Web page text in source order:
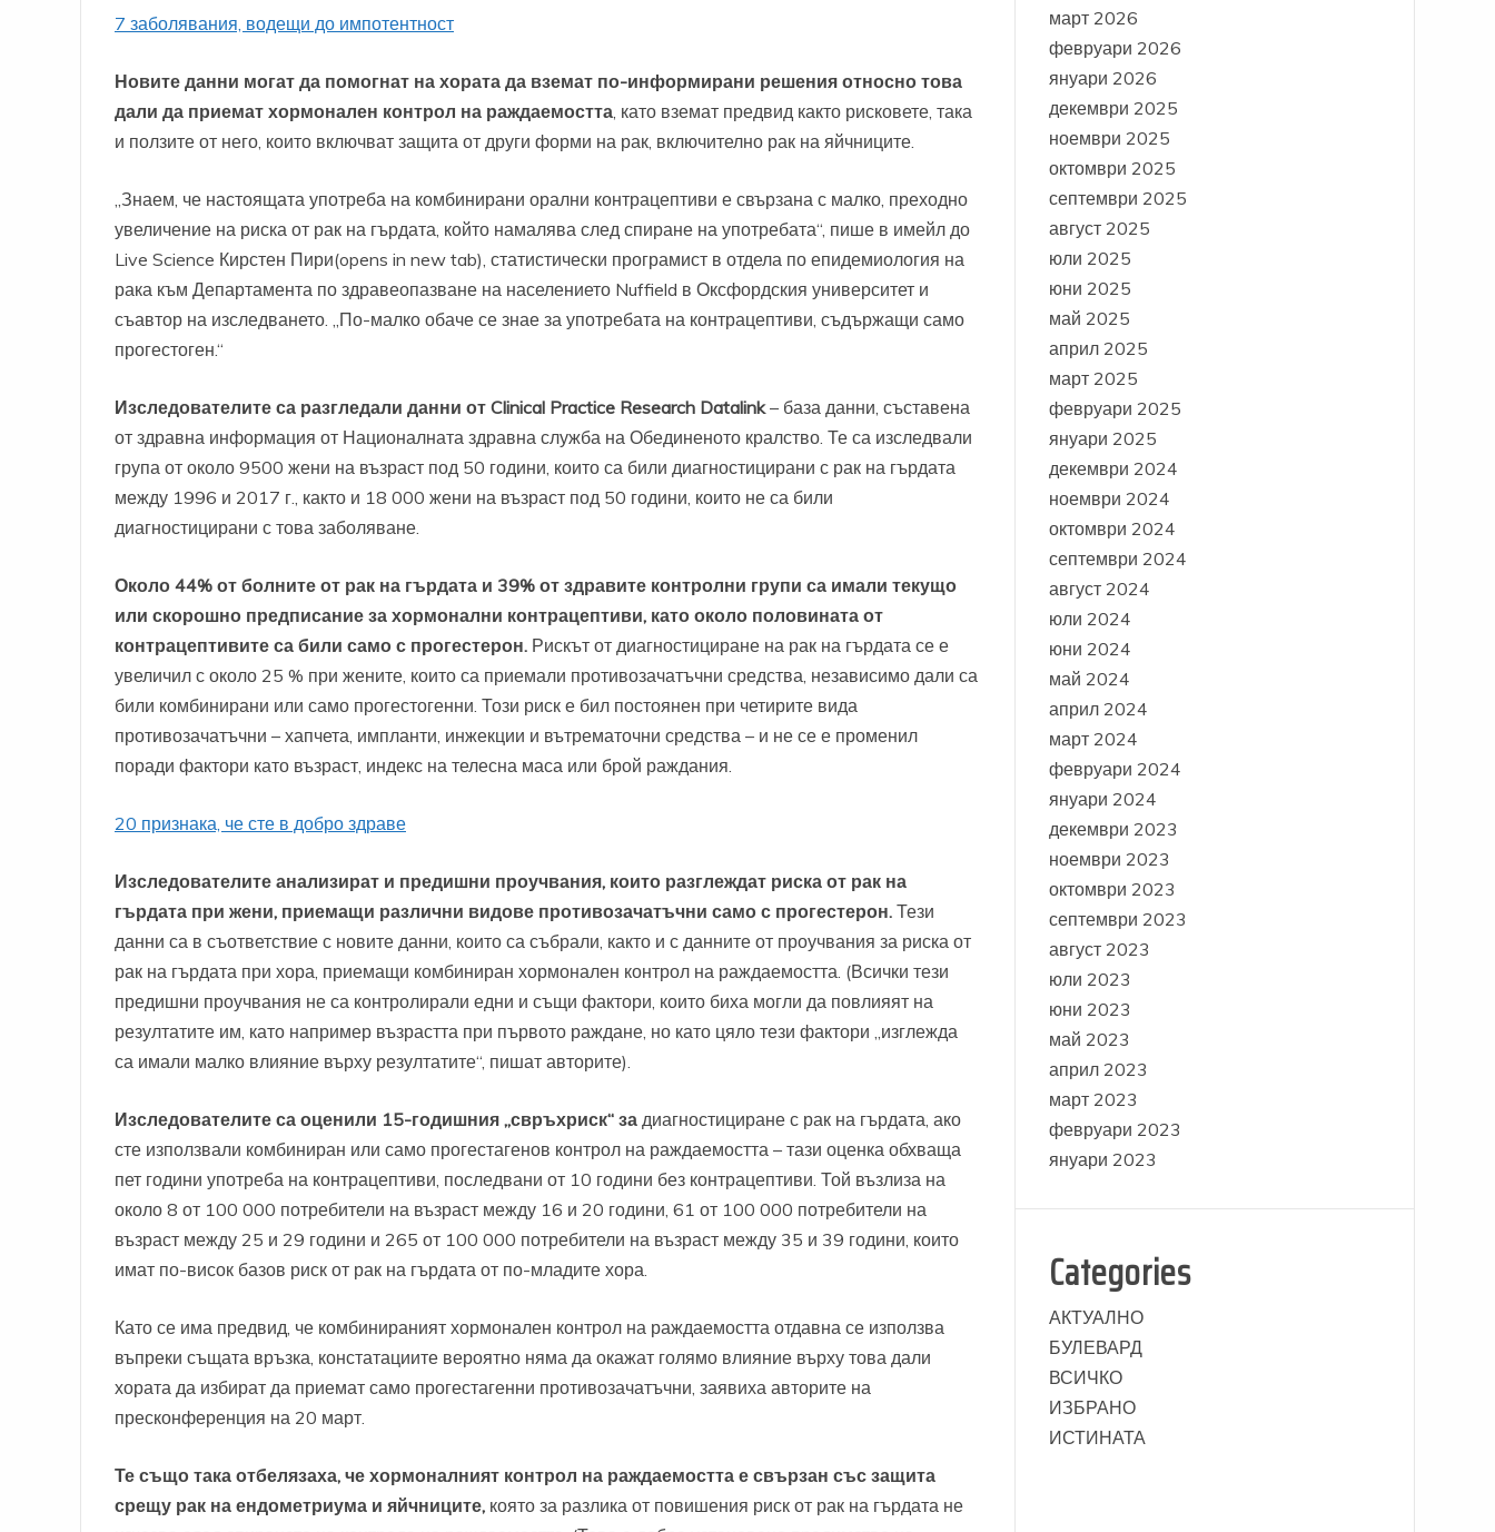
7 заболявания, водещи до импотентност
Новите данни могат да помогнат на хората да вземат по-информирани решения относно това
дали да приемат хормонален контрол на раждаемостта, като вземат предвид както рисковете, така
и ползите от него, които включват защита от други форми на рак, включително рак на яйчниците.
„Знаем, че настоящата употреба на комбинирани орални контрацептиви е свързана с малко, преходно
увеличение на риска от рак на гърдата, който намалява след спиране на употребата“, пише в имейл до
Live Science Кирстен Пири(opens in new tab), статистически програмист в отдела по епидемиология на
рака към Департамента по здравеопазване на населението Nuffield в Оксфордския университет и
съавтор на изследването. „По-малко обаче се знае за употребата на контрацептиви, съдържащи само
прогестоген.“
Изследователите са разгледали данни от Clinical Practice Research Datalink– база данни, съставена
от здравна информация от Националната здравна служба на Обединеното кралство. Те са изследвали
група от около 9500 жени на възраст под 50 години, които са били диагностицирани с рак на гърдата
между 1996 и 2017 г., както и 18 000 жени на възраст под 50 години, които не са били
диагностицирани с това заболяване.
Около 44% от болните от рак на гърдата и 39% от здравите контролни групи са имали текущо
или скорошно предписание за хормонални контрацептиви, като около половината от
контрацептивите са били само с прогестерон. Рискът от диагностициране на рак на гърдата се е
увеличил с около 25 % при жените, които са приемали противозачатъчни средства, независимо дали са
били комбинирани или само прогестогенни. Този риск е бил постоянен при четирите вида
противозачатъчни – хапчета, импланти, инжекции и вътрематочни средства – и не се е променил
поради фактори като възраст, индекс на телесна маса или брой раждания.
20 признака, че сте в добро здраве
Изследователите анализират и предишни проучвания, които разглеждат риска от рак на
гърдата при жени, приемащи различни видове противозачатъчни само с прогестерон. Тези
данни са в съответствие с новите данни, които са събрали, както и с данните от проучвания за риска от
рак на гърдата при хора, приемащи комбиниран хормонален контрол на раждаемостта. (Всички тези
предишни проучвания не са контролирали едни и същи фактори, които биха могли да повлияят на
резултатите им, като например възрастта при първото раждане, но като цяло тези фактори „изглежда
са имали малко влияние върху резултатите“, пишат авторите).
Изследователите са оценили 15-годишния „свръхриск“ за диагностициране с рак на гърдата, ако
сте използвали комбиниран или само прогестагенов контрол на раждаемостта – тази оценка обхваща
пет години употреба на контрацептиви, последвани от 10 години без контрацептиви. Той възлиза на
около 8 от 100 000 потребители на възраст между 16 и 20 години, 61 от 100 000 потребители на
възраст между 25 и 29 години и 265 от 100 000 потребители на възраст между 35 и 39 години, които
имат по-висок базов риск от рак на гърдата от по-младите хора.
Като се има предвид, че комбинираният хормонален контрол на раждаемостта отдавна се използва
въпреки същата връзка, констатациите вероятно няма да окажат голямо влияние върху това дали
хората да избират да приемат само прогестагенни противозачатъчни, заявиха авторите на
пресконференция на 20 март.
Те също така отбелязаха, че хормоналният контрол на раждаемостта е свързан със защита
срещу рак на ендометриума и яйчниците, която за разлика от повишения риск от рак на гърдата не
март 2026
февруари 2026
януари 2026
декември 2025
ноември 2025
октомври 2025
септември 2025
август 2025
юли 2025
юни 2025
май 2025
април 2025
март 2025
февруари 2025
януари 2025
декември 2024
ноември 2024
октомври 2024
септември 2024
август 2024
юли 2024
юни 2024
май 2024
април 2024
март 2024
февруари 2024
януари 2024
декември 2023
ноември 2023
октомври 2023
септември 2023
август 2023
юли 2023
юни 2023
май 2023
април 2023
март 2023
февруари 2023
януари 2023
Categories
АКТУАЛНО
БУЛЕВАРД
ВСИЧКО
ИЗБРАНО
ИСТИНАТА